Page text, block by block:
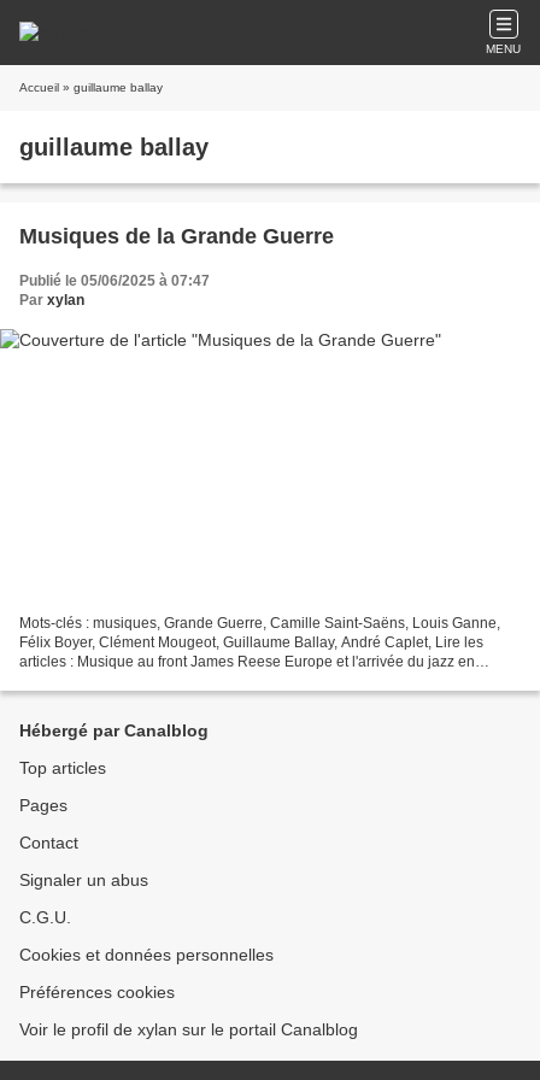
MENU
Accueil » guillaume ballay
guillaume ballay
Musiques de la Grande Guerre
Publié le 05/06/2025 à 07:47
Par xylan
Mots-clés : musiques, Grande Guerre, Camille Saint-Saëns, Louis Ganne,
Félix Boyer, Clément Mougeot, Guillaume Ballay, André Caplet, Lire les
articles : Musique au front James Reese Europe et l'arrivée du jazz en
Hébergé par Canalblog
Top articles
Pages
Contact
Signaler un abus
C.G.U.
Cookies et données personnelles
Préférences cookies
Voir le profil de xylan sur le portail Canalblog